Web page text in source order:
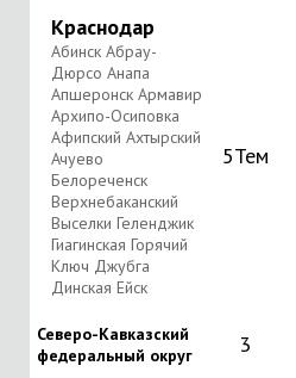
Краснодар
Абинск Абрау-
Дюрсо Анапа
Апшеронск Армавир
Архипо-Осиповка
Афипский Ахтырский
Ачуево
Белореченск
Верхнебаканский
Выселки Геленджик
Гиагинская Горячий
Ключ Джубга
Динская Ейск
5Тем
Северо-Кавказский
федеральный округ
3